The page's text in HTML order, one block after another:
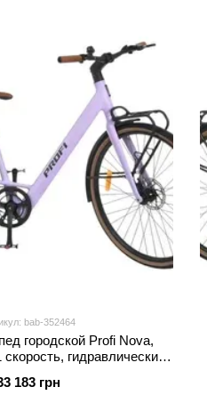
bab-352464
городской Profi Nova,
гидравлический
183 грн